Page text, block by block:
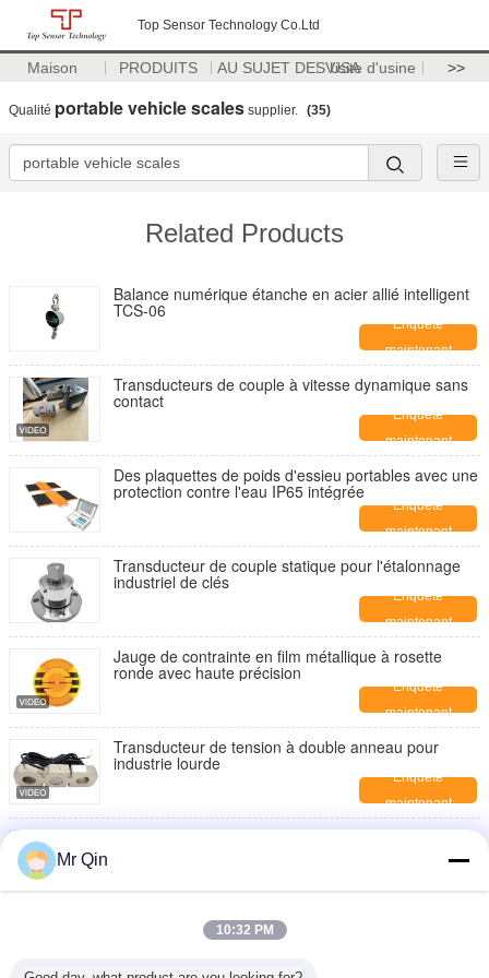
Top Sensor Technology Co.Ltd
Maison PRODUITS AU SUJET DES USAVisite d'usine >>
Qualité portable vehicle scales supplier. (35)
Related Products
Balance numérique étanche en acier allié intelligent
TCS-06
Enquête
maintenant
Transducteurs de couple à vitesse dynamique sans
contact
Enquête
maintenant
Des plaquettes de poids d'essieu portables avec une
protection contre l'eau IP65 intégrée
Enquête
maintenant
Transducteur de couple statique pour l'étalonnage
industriel de clés
Enquête
maintenant
Jauge de contrainte en film métallique à rosette
ronde avec haute précision
Enquête
maintenant
Transducteur de tension à double anneau pour
industrie lourde
Enquête
maintenant
maintenant
Max Capacity 20.000kg Portable Axle Scale Portable
Weighing for Various Applications
Mr Qin
10:32 PM